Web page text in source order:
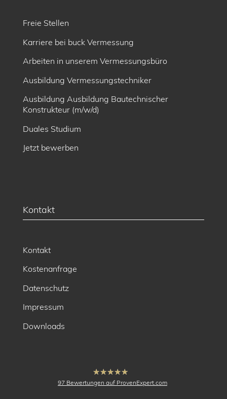
Freie Stellen
Karriere bei buck Vermessung
Arbeiten in unserem Vermessungsbüro
Ausbildung Vermessungstechniker
Ausbildung Ausbildung Bautechnischer
Konstrukteur (m/w/d)
Duales Studium
Jetzt bewerben
Kontakt
Kontakt
Kostenanfrage
Datenschutz
Impressum
Downloads
hat4.91
von5
97Bewertungen auf ProvenExpert.com